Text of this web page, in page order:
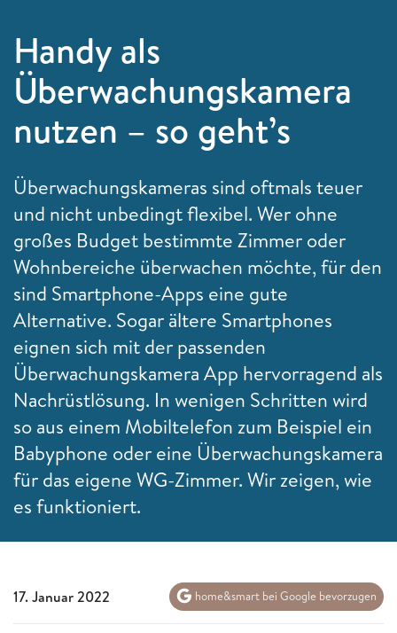
Handy als
Überwachungskamera
nutzen – so geht’s
Überwachungskameras sind oftmals teuer
und nicht unbedingt flexibel. Wer ohne
großes Budget bestimmte Zimmer oder
Wohnbereiche überwachen möchte, für den
sind Smartphone-Apps eine gute
Alternative. Sogar ältere Smartphones
eignen sich mit der passenden
Überwachungskamera App hervorragend als
Nachrüstlösung. In wenigen Schritten wird
so aus einem Mobiltelefon zum Beispiel ein
Babyphone oder eine Überwachungskamera
für das eigene WG-Zimmer. Wir zeigen, wie
es funktioniert.
17. Januar 2022 home&smart bei Google bevorzugen